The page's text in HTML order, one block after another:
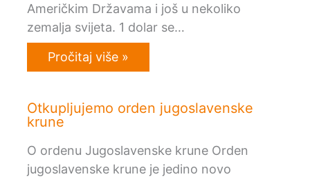
Američkim Državama i još u nekoliko
zemalja svijeta. 1 dolar se…
Pročitaj više »
Otkupljujemo orden jugoslavenske
krune
O ordenu Jugoslavenske krune Orden
jugoslavenske krune je jedino novo